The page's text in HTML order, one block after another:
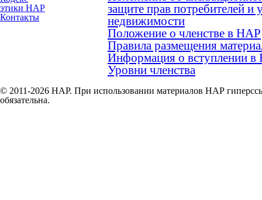
этики НАР
Контакты
защите прав потребителей и
недвижимости
Положение о членстве в НАР
Правила размещения
Информация о вступлении
Уровни членства
© 2011-2026 НАР. При использовании материалов НАР
обязательна.